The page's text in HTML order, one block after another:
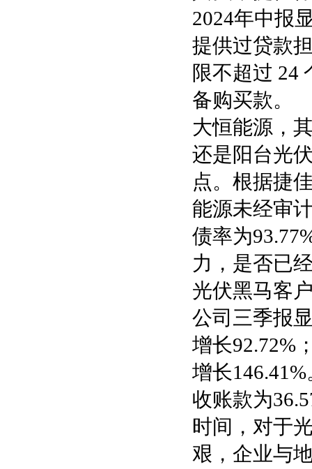
2024年中报
提供过贷款
限不超过 24
备购买款。
大恒能源，
还是阳台光
点。根据捷
能源未经审
债率为
力，是否已
光伏黑马客
公司三季报
增长92.72%
增长
收账款为
时间，对于
艰，企业与